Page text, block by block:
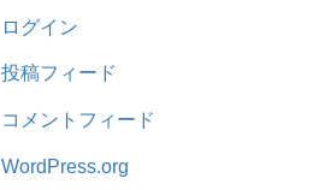
ログイン
投稿フィード
コメントフィード
WordPress.org